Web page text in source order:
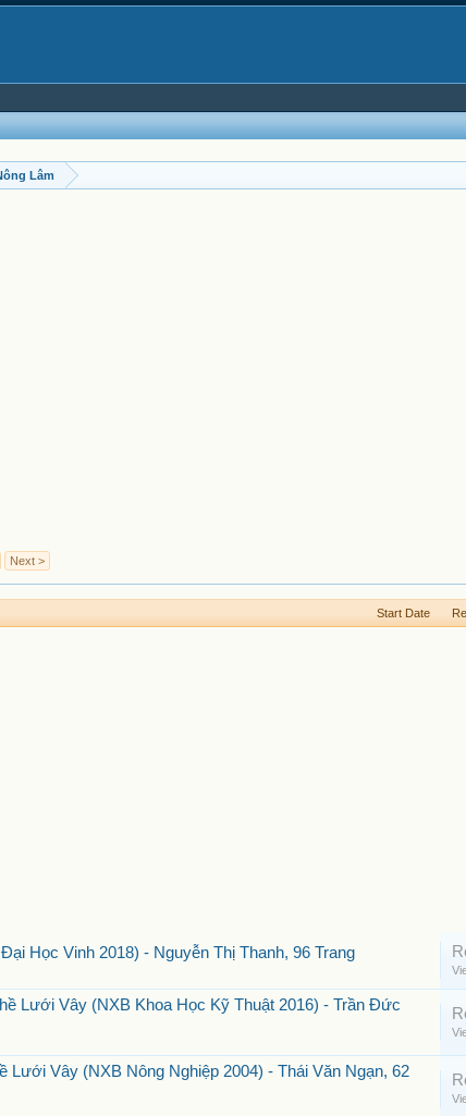
Lâm
Next >
Start Date
Học Vinh 2018) - Nguyễn Thị Thanh, 96 Trang
Lưới Vây (NXB Khoa Học Kỹ Thuật 2016) - Trần Đức
Lưới Vây (NXB Nông Nghiệp 2004) - Thái Văn Ngạn, 62